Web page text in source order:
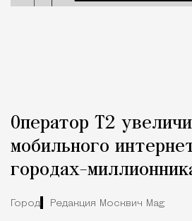
Оператор Т2
мобильного
городах-
Город Редакция Москвич Mag